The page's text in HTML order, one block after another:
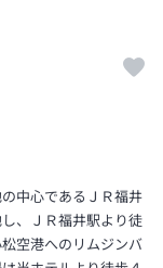
中心であるＪＲ福井
、ＪＲ福井駅より徒
空港へのリムジンバ